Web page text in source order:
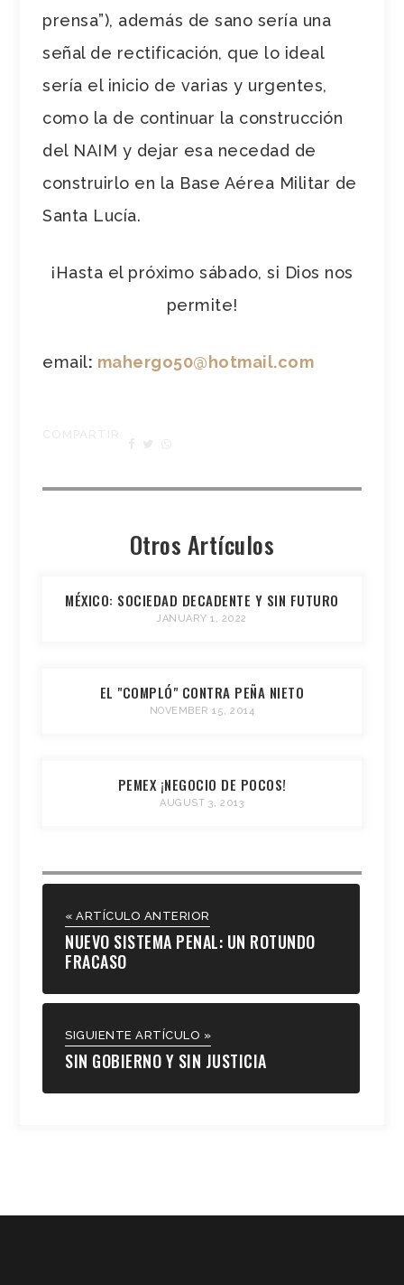
prensa”), además de sano sería una
señal de rectificación, que lo ideal
sería el inicio de varias y urgentes,
como la de continuar la construcción
del NAIM y dejar esa necedad de
construirlo en la Base Aérea Militar de
Santa Lucía.
¡Hasta el próximo sábado, si Dios nos
permite!
email: mahergo50@hotmail.com
Otros Artículos
MÉXICO: SOCIEDAD DECADENTE Y SIN FUTURO
JANUARY 1, 2022
EL "COMPLÓ" CONTRA PEÑA NIETO
NOVEMBER 15, 2014
PEMEX ¡NEGOCIO DE POCOS!
AUGUST 3, 2013
« ARTÍCULO ANTERIOR
NUEVO SISTEMA PENAL: UN ROTUNDO
FRACASO
SIGUIENTE ARTÍCULO »
SIN GOBIERNO Y SIN JUSTICIA